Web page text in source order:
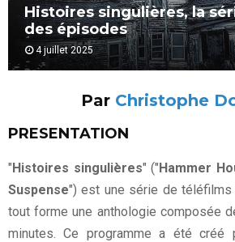
Histoires singulières, la
des épisodes
4 juillet 2025
Par Christophe
PRESENTATION
"Histoires singulières" ("Hammer
Suspense") est une série de téléfilms
tout forme une anthologie composée
minutes. Ce programme a été créé